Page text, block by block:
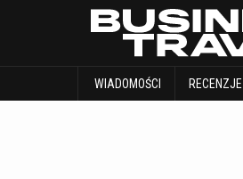
WIADOMOŚCI RECENZJE
WIADOMOŚCI